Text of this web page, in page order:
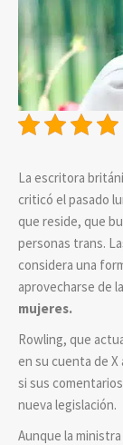
La escritora
criticó el pasado
que reside, que
personas trans.
considera una
aprovecharse de
mujeres.
Rowling, que
en su cuenta de X
si sus
nueva legislación.
Aunque la